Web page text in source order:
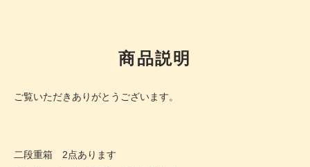
商品説明
ご覧いただきありがとうございます。
二段重箱 2点あります